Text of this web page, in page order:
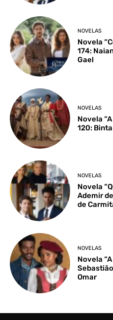
NOVELAS
Novela
174:
Gael
NOVELAS
Novela
120:
NOVELAS
Novela
Ademir
de
NOVELAS
Novela
Omar